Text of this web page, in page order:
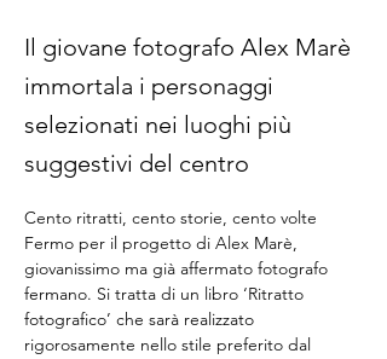
Il giovane fotografo Alex Marè
immortala i personaggi
selezionati nei luoghi più
suggestivi del centro
Cento ritratti, cento storie, cento volte
Fermo per il progetto di Alex Marè,
giovanissimo ma già affermato fotografo
fermano. Si tratta di un libro ‘Ritratto
fotografico’ che sarà realizzato
rigorosamente nello stile preferito dal